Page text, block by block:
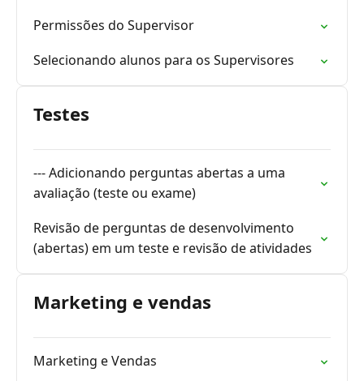
Permissões do Supervisor
Selecionando alunos para os Supervisores
Testes
--- Adicionando perguntas abertas a uma
avaliação (teste ou exame)
Revisão de perguntas de desenvolvimento
(abertas) em um teste e revisão de atividades
Marketing e vendas
Marketing e Vendas